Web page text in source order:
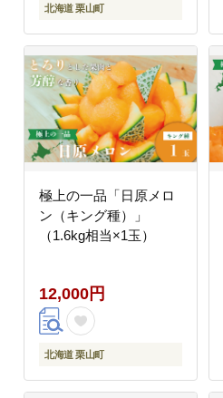
北海道 栗山町
極上の一品「日原メロ
ン（キング種）」
（1.6kg相当×1玉）
12,000円
北海道 栗山町